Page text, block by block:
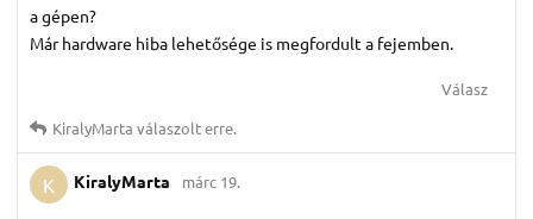
a gépen?
Már hardware hiba lehetősége is megfordult a fejemben.
Válasz
KiralyMarta válaszolt erre.
K KiralyMarta márc 19.